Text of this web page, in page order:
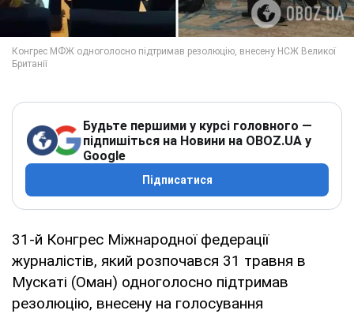
Будьте першими у курсі головного —
підпишіться на Новини на OBOZ.UA у
Google
Підписатися
31-й Конгрес Міжнародної федерації
журналістів, який розпочався 31 травня в
Мускаті (Оман) одноголосно підтримав
резолюцію, внесену на голосування